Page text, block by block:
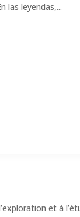
las leyendas,...
et à